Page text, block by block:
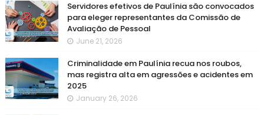
Servidores efetivos de Paulínia são convocados
para eleger representantes da Comissão de
Avaliação de Pessoal
June 21, 2026
Criminalidade em Paulínia recua nos roubos,
mas registra alta em agressões e acidentes em
2025
January 26, 2026